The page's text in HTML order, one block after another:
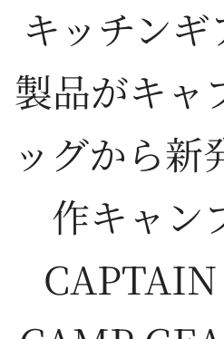
キッチン
製品がキャ
ッグから新
作キャン
CAPTAIN